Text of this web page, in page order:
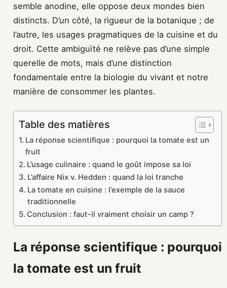
semble anodine, elle oppose deux mondes bien
distincts. D’un côté, la rigueur de la botanique ; de
l’autre, les usages pragmatiques de la cuisine et du
droit. Cette ambiguïté ne relève pas d’une simple
querelle de mots, mais d’une distinction
fondamentale entre la biologie du vivant et notre
manière de consommer les plantes.
Table des matières
La réponse scientifique : pourquoi la tomate est un
fruit
L’usage culinaire : quand le goût impose sa loi
L’affaire Nix v. Hedden : quand la loi tranche
La tomate en cuisine : l’exemple de la sauce
traditionnelle
Conclusion : faut-il vraiment choisir un camp ?
La réponse scientifique : pourquoi
la tomate est un fruit